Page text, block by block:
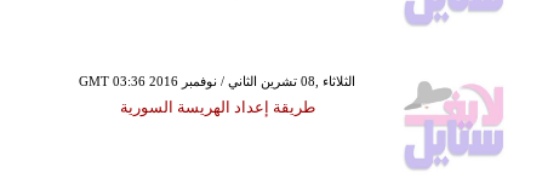
GMT 03:36 2016 الثلاثاء ,08 تشرين الثاني / نوفمبر
طريقة إعداد الهريسة السورية